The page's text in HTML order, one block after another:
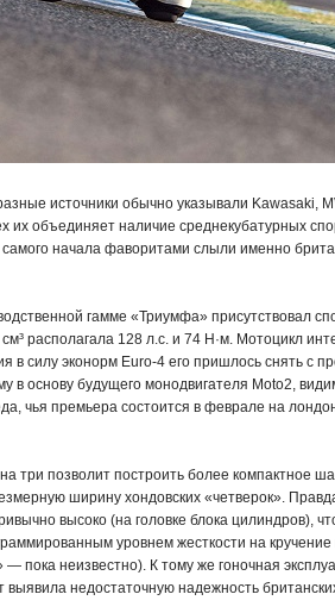
источники обычно указывали Kawasaki,
их объединяет наличие среднекубатурных
начала фаворитами слыли именно
гамме «Триумфа» присутствовал
располагала 128 л.с. и 74 Н·м. Мотоцикл
в силу эконорм Euro-4 его пришлось снять с
в основу будущего монодвигателя Moto2,
чья премьера состоится в феврале на
три позволит построить более компактное
ширину хондовских «четверок».
высоко (на головке блока цилиндров),
уровнем жесткости на кручение
пока неизвестно). К тому же гоночная
недостаточную надежность